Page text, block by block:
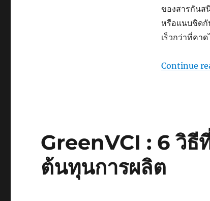
ของสารกันส
หรือแนบชิดกั
เร็วกว่าที่คาด
Continue
GreenVCI : 6 วิธี
ต้นทุนการผลิต